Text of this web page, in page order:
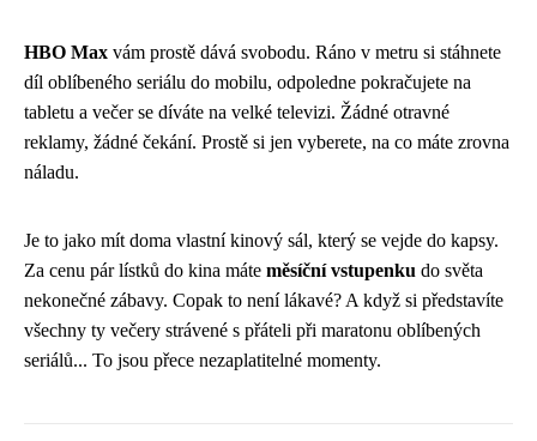
HBO Max vám prostě dává svobodu. Ráno v metru si stáhnete
díl oblíbeného seriálu do mobilu, odpoledne pokračujete na
tabletu a večer se díváte na velké televizi. Žádné otravné
reklamy, žádné čekání. Prostě si jen vyberete, na co máte zrovna
náladu.
Je to jako mít doma vlastní kinový sál, který se vejde do kapsy.
Za cenu pár lístků do kina máte měsíční vstupenku do světa
nekonečné zábavy. Copak to není lákavé? A když si představíte
všechny ty večery strávené s přáteli při maratonu oblíbených
seriálů... To jsou přece nezaplatitelné momenty.